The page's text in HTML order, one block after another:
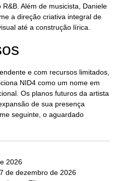
Além de musicista, Daniele
a direção criativa integral de
até a construção lírica.
e com recursos limitados,
NID4 como um nome em
Os planos futuros da artista
de sua presença
seguinte, o aguardado
2026
de dezembro de 2026